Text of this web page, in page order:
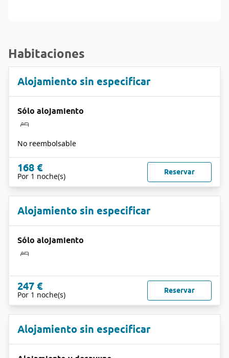
Habitaciones
Alojamiento sin especificar
Sólo alojamiento
No reembolsable
168 €
Por 1 noche(s) Reservar
Alojamiento sin especificar
Sólo alojamiento
247 €
Por 1 noche(s) Reservar
Alojamiento sin especificar